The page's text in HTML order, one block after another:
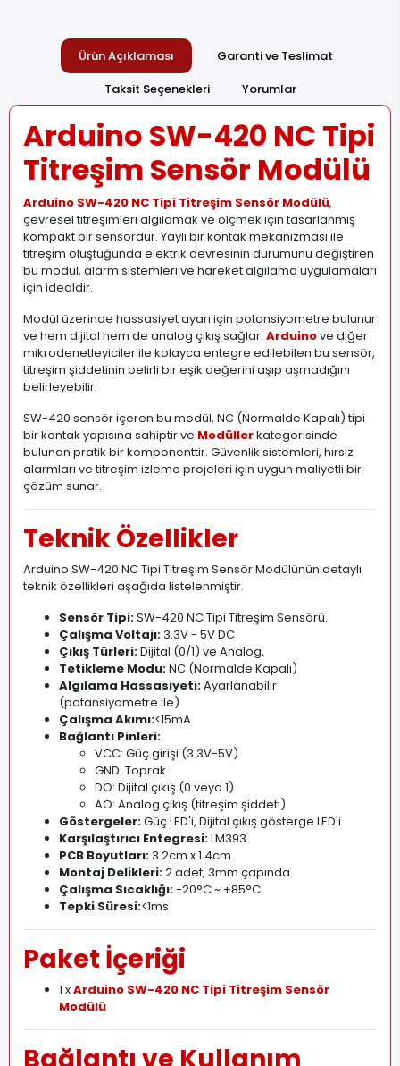
Ürün Açıklaması
Garanti ve Teslimat
Taksit Seçenekleri
Yorumlar
Arduino SW-420 NC Tipi
Titreşim Sensör Modülü
Arduino SW-420 NC Tipi Titreşim Sensör Modülü,
çevresel titreşimleri algılamak ve ölçmek için tasarlanmış
kompakt bir sensördür. Yaylı bir kontak mekanizması ile
titreşim oluştuğunda elektrik devresinin durumunu değiştiren
bu modül, alarm sistemleri ve hareket algılama uygulamaları
için idealdir.
Modül üzerinde hassasiyet ayarı için potansiyometre bulunur
ve hem dijital hem de analog çıkış sağlar. Arduinove diğer
mikrodenetleyiciler ile kolayca entegre edilebilen bu sensör,
titreşim şiddetinin belirli bir eşik değerini aşıp aşmadığını
belirleyebilir.
SW-420 sensör içeren bu modül, NC (Normalde Kapalı) tipi
bir kontak yapısına sahiptir ve Modüllerkategorisinde
bulunan pratik bir komponenttir. Güvenlik sistemleri, hırsız
alarmları ve titreşim izleme projeleri için uygun maliyetli bir
çözüm sunar.
Teknik Özellikler
Arduino SW-420 NC Tipi Titreşim Sensör Modülünün detaylı
teknik özellikleri aşağıda listelenmiştir.
Sensör Tipi:SW-420 NC Tipi Titreşim Sensörü.
Çalışma Voltajı:3.3V - 5V DC
Çıkış Türleri:Dijital (0/1) ve Analog,
Tetikleme Modu:NC (Normalde Kapalı)
Algılama Hassasiyeti:Ayarlanabilir
(potansiyometre ile)
Çalışma Akımı:<15mA
Bağlantı Pinleri:
VCC: Güç girişi (3.3V-5V)
GND: Toprak
DO: Dijital çıkış (0 veya 1)
AO: Analog çıkış (titreşim şiddeti)
Göstergeler:Güç LED'i, Dijital çıkış gösterge LED'i
Karşılaştırıcı Entegresi:LM393
PCB Boyutları:3.2cm x 1.4cm
Montaj Delikleri:2 adet, 3mm çapında
Çalışma Sıcaklığı:-20°C ~ +85°C
Tepki Süresi:<1ms
Paket İçeriği
1 xArduino SW-420 NC Tipi Titreşim Sensör
Modülü
Bağlantı ve Kullanım